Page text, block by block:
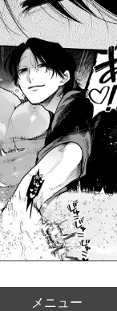
メニュー